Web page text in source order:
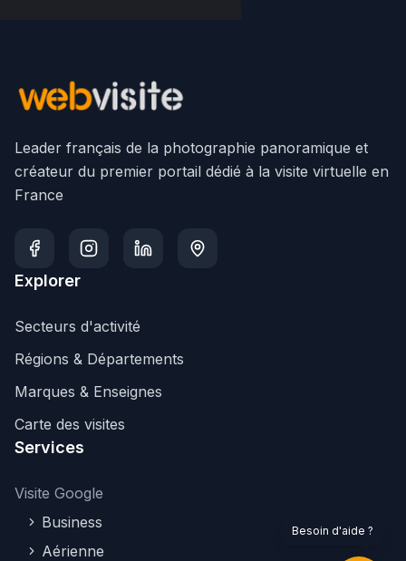
Leader français de la photographie panoramique et
créateur du premier portail dédié à la visite virtuelle en
France
Explorer
Secteurs d'activité
Régions & Départements
Marques & Enseignes
Carte des visites
Services
Visite Google
Business
Aérienne
Besoin d'aide ?